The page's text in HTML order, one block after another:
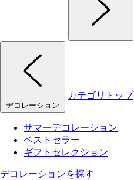
デコレーション
カテゴリトップ
サマーデコレーション
ベストセラー
ギフトセレクション
デコレーションを探す